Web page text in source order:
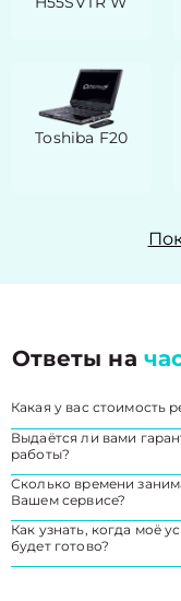
Toshiba F20
Ответы на
Какая у вас стоимость
Выдаётся ли вами
работы?
Сколько времени
Вашем сервисе?
Как узнать, когда моё
будет готово?